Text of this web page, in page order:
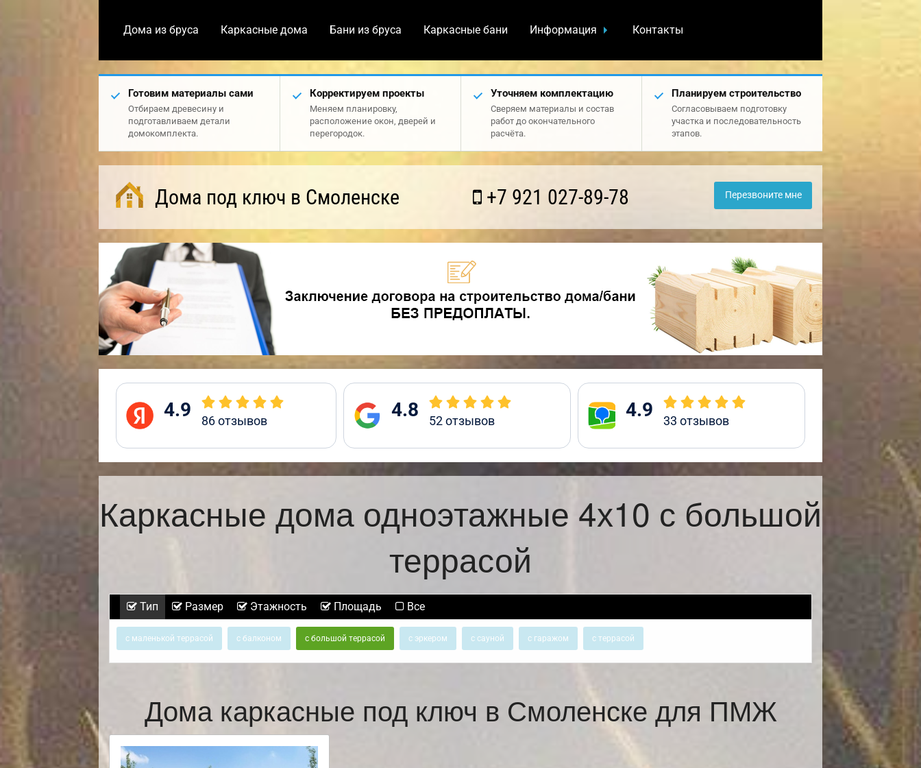
Дома из бруса Каркасные дома Бани из бруса Каркасные бани Информация Контакты
Готовим материалы сами
Отбираем древесину и
подготавливаем детали
домокомплекта.
Корректируем проекты
Меняем планировку,
расположение окон, дверей и
перегородок.
Уточняем комплектацию
Сверяем материалы и состав
работ до окончательного
расчёта.
Планируем строительство
Согласовываем подготовку
участка и последовательность
этапов.
Дома под ключ в Смоленске +7 921 027-89-78 Перезвоните мне
4.9 86отзывов 4.8 52отзывов 4.9 33 отзывов
Каркасные дома одноэтажные 4х10 с большой
террасой
Тип Размер Этажность Площадь Все
с маленькой террасой с балконом с большой террасой с эркером с сауной с гаражом с террасой
Дома каркасные под ключ в Смоленске для ПМЖ